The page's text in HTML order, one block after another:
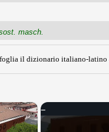
masch.
il dizionario italiano-latino
×